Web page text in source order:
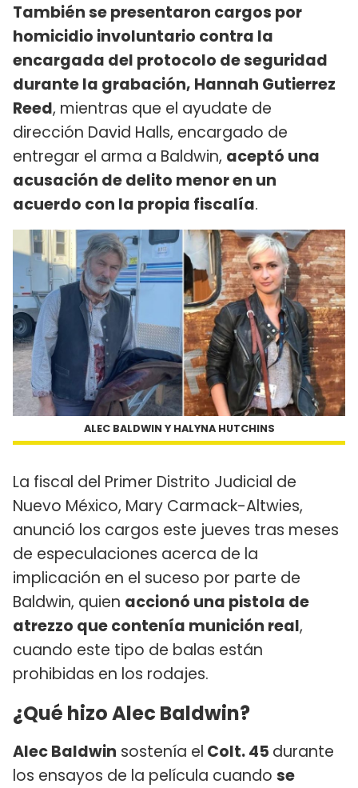
También se presentaron cargos por
homicidio involuntario contra la
encargada del protocolo de seguridad
durante la grabación, Hannah Gutierrez
Reed, mientras que el ayudate de
dirección David Halls, encargado de
entregar el arma a Baldwin, aceptó una
acusación de delito menor en un
acuerdo con la propia fiscalía.
ALEC BALDWIN Y HALYNA HUTCHINS
La fiscal del Primer Distrito Judicial de
Nuevo México, Mary Carmack-Altwies,
anunció los cargos este jueves tras meses
de especulaciones acerca de la
implicación en el suceso por parte de
Baldwin, quien accionó una pistola de
atrezzo que contenía munición real,
cuando este tipo de balas están
prohibidas en los rodajes.
¿Qué hizo Alec Baldwin?
Alec Baldwin sostenía el Colt. 45 durante
los ensayos de la película cuando se